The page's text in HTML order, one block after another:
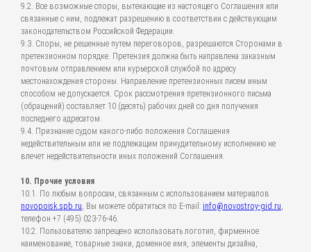
9.2. Все возможные споры, вытекающие из настоящего Соглашения или
связанные с ним, подлежат разрешению в соответствии с действующим
законодательством Российской Федерации.
9.3. Споры, не решенные путем переговоров, разрешаются Сторонами в
претензионном порядке. Претензия должна быть направлена заказным
почтовым отправлением или курьерской службой по адресу
местонахождения стороны. Направление претензионных писем иным
способом не допускается. Срок рассмотрения претензионного письма
(обращений) составляет 10 (десять) рабочих дней со дня получения
последнего адресатом.
9.4. Признание судом какого-либо положения Соглашения
недействительным или не подлежащим принудительному исполнению не
влечет недействительности иных положений Соглашения.
10. Прочие условия
10.1. По любым вопросам, связанным с использованием материалов
novopoisk.spb.ru, Вы можете обратиться по E-mail: info@novostroy-gid.ru,
телефон +7 (495) 023-76-46.
10.2. Пользователю запрещено использовать логотип, фирменное
наименование, товарные знаки, доменное имя, элементы дизайна,